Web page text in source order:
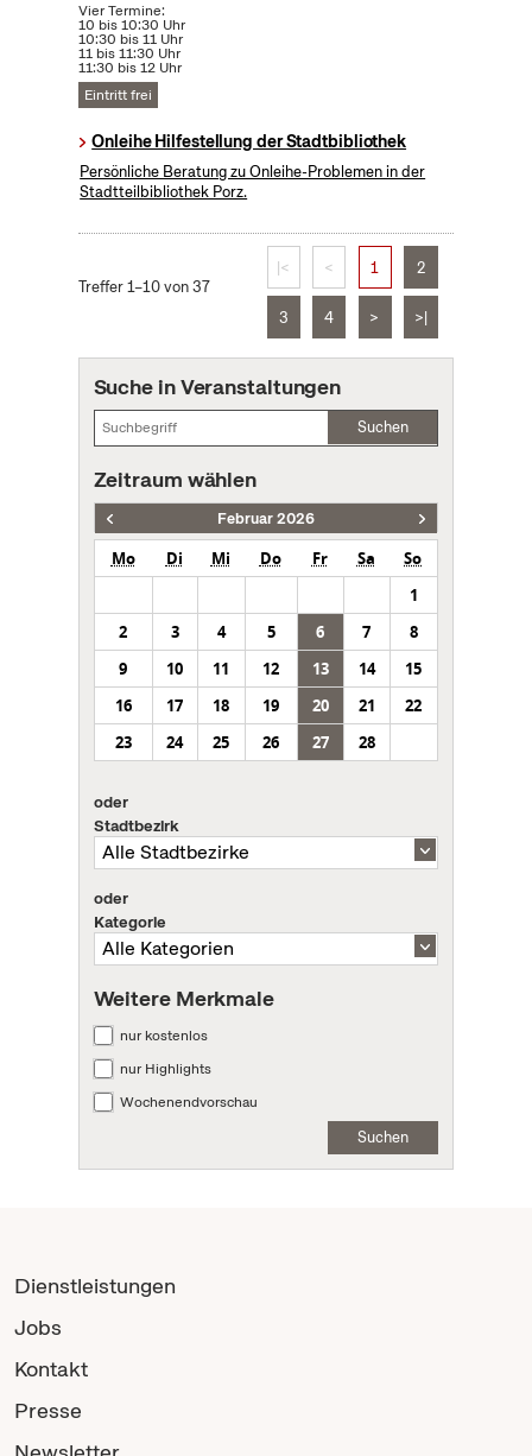
Vier Termine:
10 bis 10:30 Uhr
10:30 bis 11 Uhr
11 bis 11:30 Uhr
11:30 bis 12 Uhr
Eintritt frei
Onleihe Hilfestellung der Stadtbibliothek
Persönliche Beratung zu Onleihe-Problemen in der
Stadtteilbibliothek Porz.
Treffer 1–10 von 37
|< < 1 2
3 4 > >|
Suche in Veranstaltungen
Suchen
Zeitraum wählen
Februar 2026
Mo Di Mi Do Fr Sa
So
1
2
3 4 5 6 7
8
9
10 11 12 13 14
15
16
17 18 19 20 21
22
23
24 25 26 27 28
oder
Stadtbezirk
oder
Kategorie
Weitere Merkmale
nur kostenlos
nur Highlights
Wochenendvorschau
Suchen
Dienstleistungen
Jobs
Kontakt
Presse